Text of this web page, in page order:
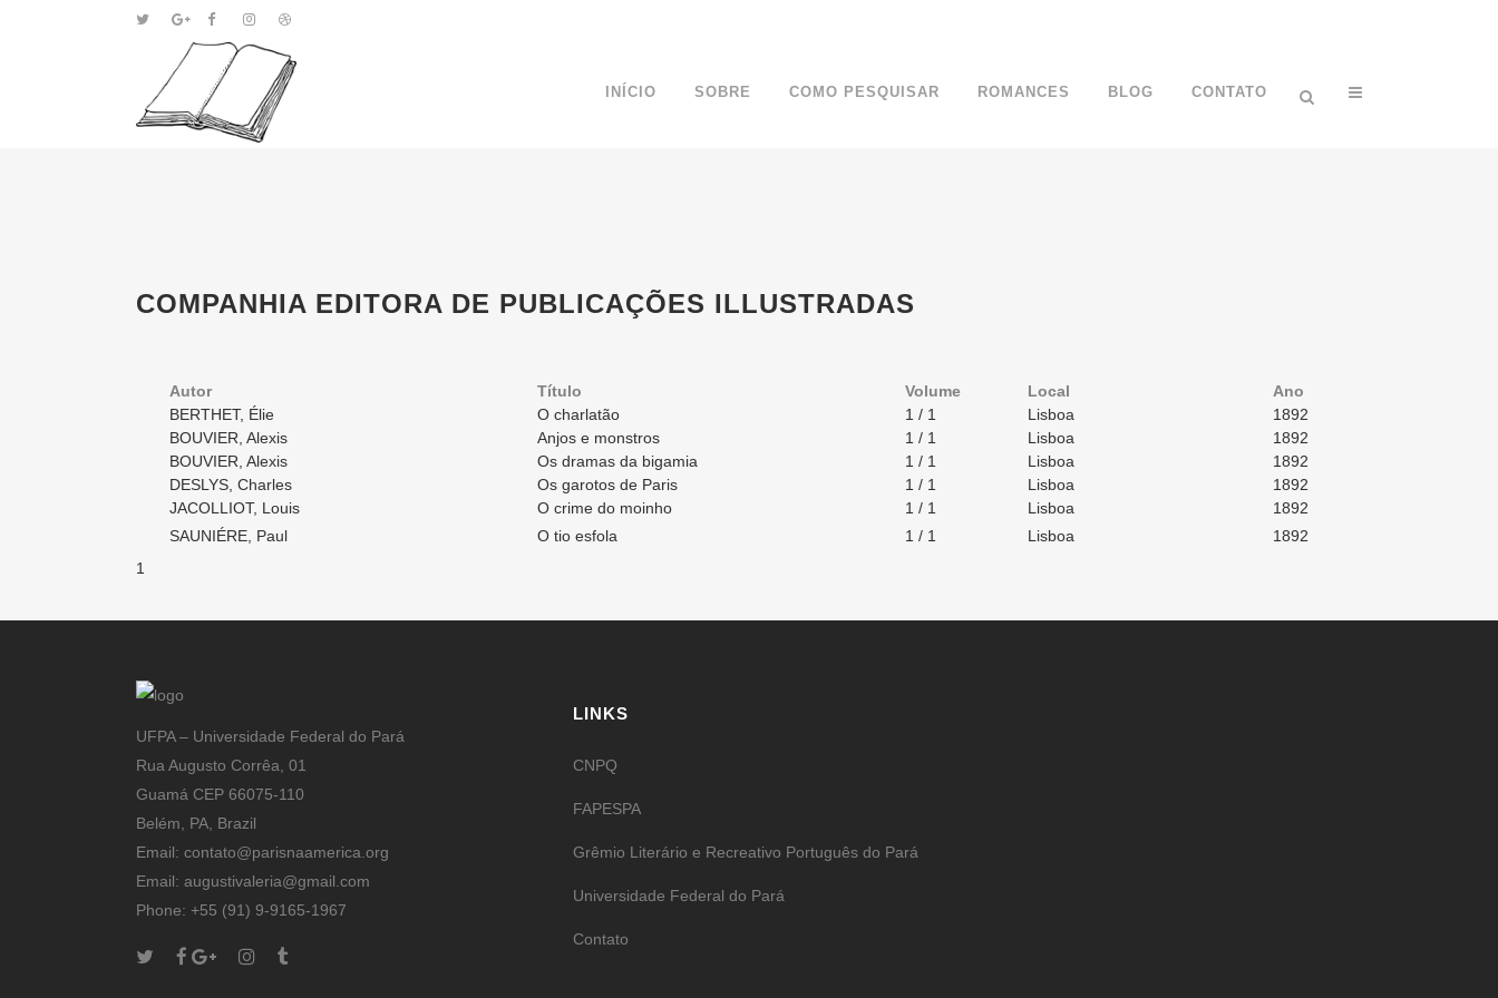
INÍCIO SOBRE COMO PESQUISAR ROMANCES BLOG CONTATO
COMPANHIA EDITORA DE PUBLICAÇÕES ILLUSTRADAS
Autor Título Volume Local
Ano
BERTHET, Élie
O charlatão 1 / 1 Lisboa
1892
BOUVIER, Alexis
Anjos e monstros 1 / 1 Lisboa
1892
BOUVIER, Alexis
Os dramas da bigamia 1 / 1 Lisboa
1892
DESLYS, Charles
Os garotos de Paris 1 / 1 Lisboa
1892
JACOLLIOT, Louis
O crime do moinho 1 / 1 Lisboa
1892
SAUNIÉRE, Paul
O tio esfola 1 / 1 Lisboa
1892
1
UFPA – Universidade Federal do Pará
Rua Augusto Corrêa, 01
Guamá CEP 66075-110
Belém, PA, Brazil
Email: contato@parisnaamerica.org
Email: augustivaleria@gmail.com
Phone: +55 (91) 9-9165-1967
LINKS
CNPQ
FAPESPA
Grêmio Literário e Recreativo Português do Pará
Universidade Federal do Pará
Contato